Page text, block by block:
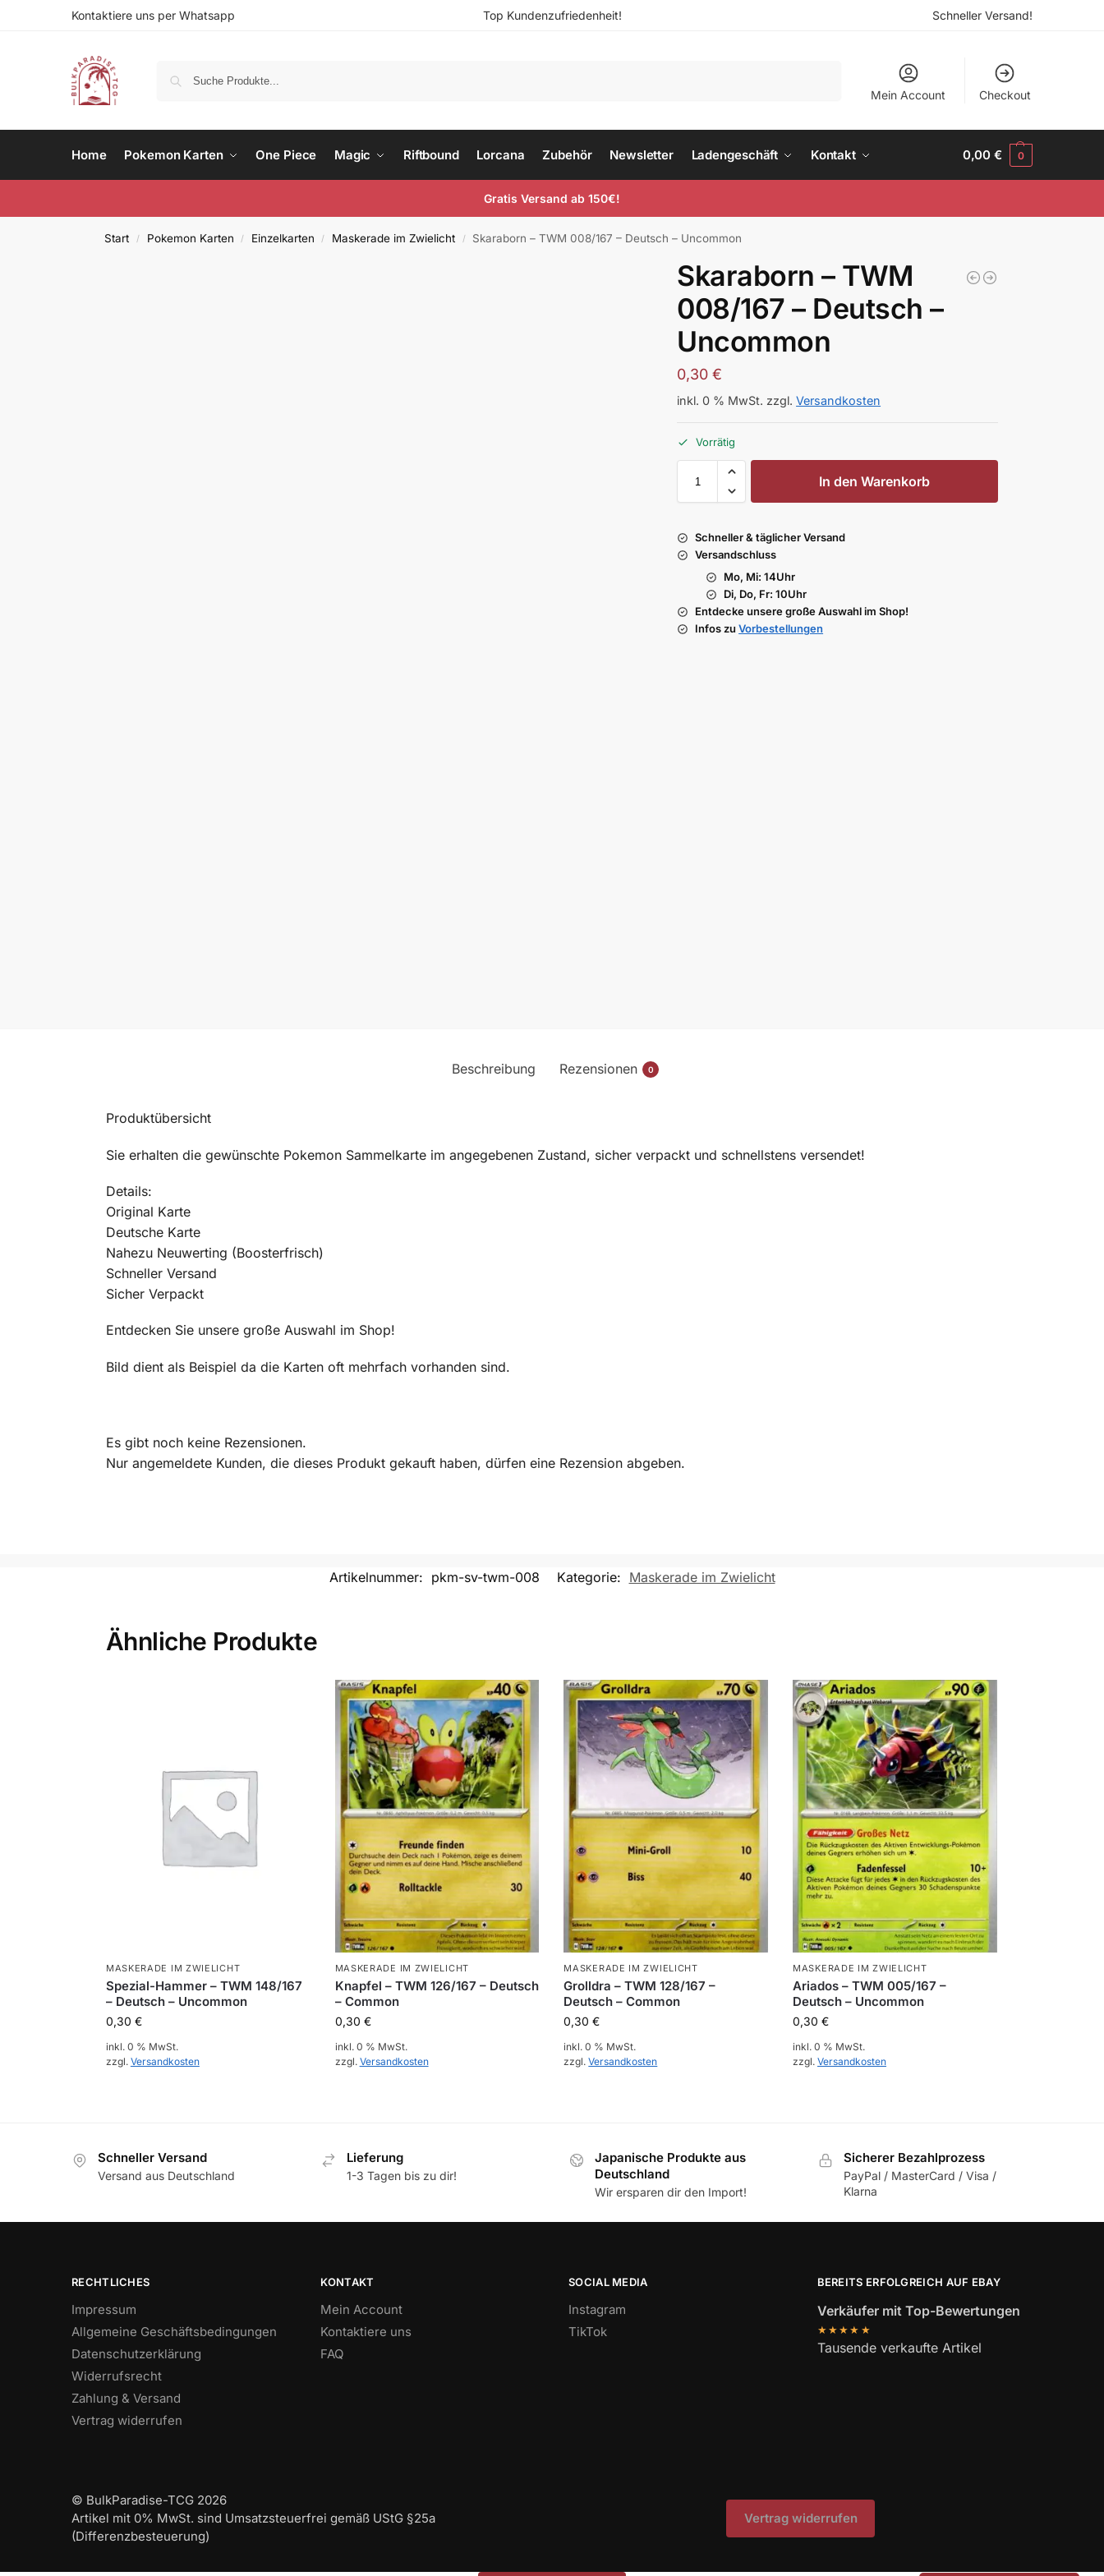
Kontaktiere uns per Whatsapp Top Kundenzufriedenheit! Schneller Versand!
Mein Account Checkout
Home Pokemon Karten One Piece Magic Riftbound Lorcana Zubehör Newsletter Ladengeschäft Kontakt 0,00€ 0
Gratis Versand ab 150€!
Start / Pokemon Karten / Einzelkarten / Maskerade im Zwielicht / Skaraborn – TWM 008/167 – Deutsch – Uncommon
Skaraborn – TWM
008/167 – Deutsch –
Uncommon
0,30€
inkl. 0 % MwSt. zzgl.Versandkosten
Vorrätig
In den Warenkorb
Schneller & täglicher Versand
Versandschluss
Mo, Mi: 14Uhr
Di, Do, Fr: 10Uhr
Entdecke unsere große Auswahl im Shop!
Infos zuVorbestellungen
Beschreibung Rezensionen 0
Produktübersicht
Sie erhalten die gewünschte Pokemon Sammelkarte im angegebenen Zustand, sicher verpackt und schnellstens versendet!
Details:
Original Karte
Deutsche Karte
Nahezu Neuwerting (Boosterfrisch)
Schneller Versand
Sicher Verpackt
Entdecken Sie unsere große Auswahl im Shop!
Bild dient als Beispiel da die Karten oft mehrfach vorhanden sind.
Es gibt noch keine Rezensionen.
Nur angemeldete Kunden, die dieses Produkt gekauft haben, dürfen eine Rezension abgeben.
Artikelnummer: pkm-sv-twm-008 Kategorie: Maskerade im Zwielicht
Ähnliche Produkte
MASKERADE IM ZWIELICHT
Spezial-Hammer – TWM 148/167
– Deutsch – Uncommon
0,30 €
inkl. 0 % MwSt.
zzgl. Versandkosten
MASKERADE IM ZWIELICHT
Knapfel – TWM 126/167 – Deutsch
– Common
0,30 €
inkl. 0 % MwSt.
zzgl. Versandkosten
MASKERADE IM ZWIELICHT
Grolldra – TWM 128/167 –
Deutsch – Common
0,30€
inkl. 0 % MwSt.
zzgl.Versandkosten
MASKERADE IM ZWIELICHT
Ariados – TWM 005/167 –
Deutsch – Uncommon
0,30€
inkl. 0 % MwSt.
zzgl.Versandkosten
Schneller Versand
Versand aus Deutschland
Lieferung
1-3 Tagen bis zu dir!
Japanische Produkte aus
Deutschland
Wir ersparen dir den Import!
Sicherer Bezahlprozess
PayPal / MasterCard / Visa /
Klarna
RECHTLICHES
Impressum
Allgemeine Geschäftsbedingungen
Datenschutzerklärung
Widerrufsrecht
Zahlung & Versand
Vertrag widerrufen
KONTAKT
Mein Account
Kontaktiere uns
FAQ
SOCIAL MEDIA
Instagram
TikTok
BEREITS ERFOLGREICH AUF EBAY
Verkäufer mit Top-Bewertungen
★★★★★
Tausende verkaufte Artikel
© BulkParadise-TCG 2026
Artikel mit 0% MwSt. sind Umsatzsteuerfrei gemäß UStG §25a
(Differenzbesteuerung)
Vertrag widerrufen